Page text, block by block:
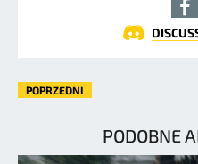
POPRZEDNI
PODOBNE